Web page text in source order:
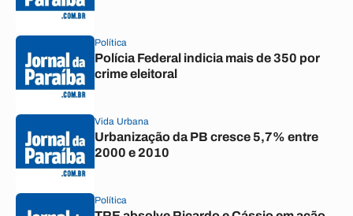
Política
Polícia Federal indicia mais de 350 por
crime eleitoral
Vida Urbana
Urbanização da PB cresce 5,7% entre
2000 e 2010
Política